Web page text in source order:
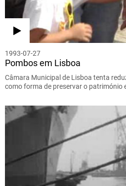
1993-07-27
Pombos em Lisboa
Câmara Municipal de Lisboa tenta
como forma de preservar o património